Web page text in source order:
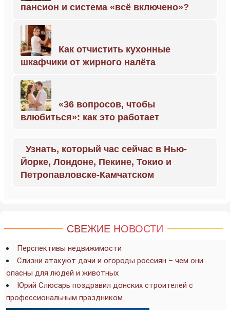
пансион и система «всё включено»?
Как отчистить кухонные
шкафчики от жирного налёта
«36 вопросов, чтобы
влюбиться»: как это работает
Узнать, который час сейчас в Нью-
Йорке, Лондоне, Пекине, Токио и
Петропавловске-Камчатском
СВЕЖИЕ НОВОСТИ
Перспективы недвижимости
Слизни атакуют дачи и огороды россиян – чем они
опасны для людей и животных
Юрий Слюсарь поздравил донских строителей с
профессиональным праздником